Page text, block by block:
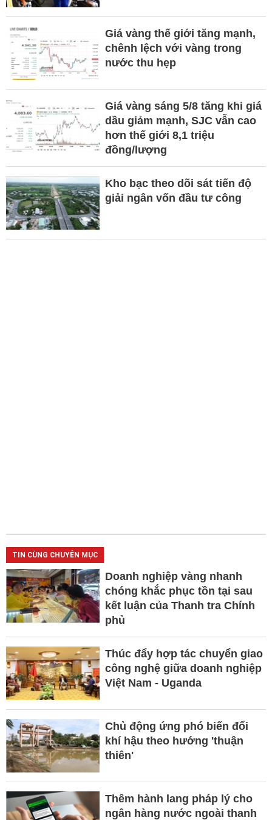
Giá vàng thế giới tăng mạnh,
chênh lệch với vàng trong
nước thu hẹp
Giá vàng sáng 5/8 tăng khi giá
dầu giảm mạnh, SJC vẫn cao
hơn thế giới 8,1 triệu
đồng/lượng
Kho bạc theo dõi sát tiến độ
giải ngân vốn đầu tư công
TIN CÙNG CHUYÊN MỤC
Doanh nghiệp vàng nhanh
chóng khắc phục tồn tại sau
kết luận của Thanh tra Chính
phủ
Thúc đẩy hợp tác chuyển giao
công nghệ giữa doanh nghiệp
Việt Nam - Uganda
Chủ động ứng phó biến đổi
khí hậu theo hướng 'thuận
thiên'
Thêm hành lang pháp lý cho
ngân hàng nước ngoài thanh